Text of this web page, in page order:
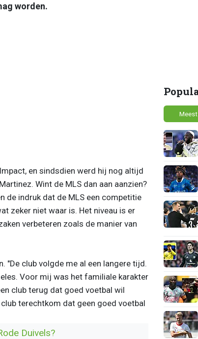
worden.
en sindsdien werd hij nog altijd
Wint de MLS dan aan aanzien?
de indruk dat de MLS een competitie
zeker niet waar is. Het niveau is er
verbeteren zoals de manier van
"De club volgde me al een langere tijd.
Voor mij was het familiale karakter
club terug dat goed voetbal wil
terechtkom dat geen goed voetbal
Duivels?